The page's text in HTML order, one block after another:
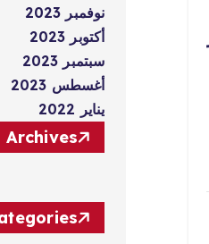
نوفمبر 2023
أكتوبر 2023
سبتمبر 2023
أغسطس 2023
يناير 2022
Archives